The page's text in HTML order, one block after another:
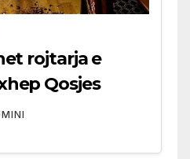
rojtarja e
Qosjes